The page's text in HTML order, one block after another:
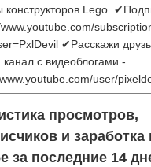
конструкторов Lego.
✔Расскажи
канал с видеоблогами -
user/
просмотров,
и заработка
за последние 14